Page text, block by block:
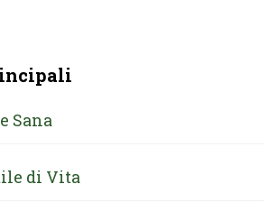
Sana
di Vita